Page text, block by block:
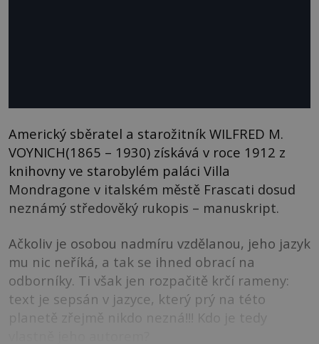
Americký sběratel a starožitník WILFRED M.
VOYNICH(1865 – 1930) získává v roce 1912 z
knihovny ve starobylém paláci Villa
Mondragone v italském městě Frascati dosud
neznámý středověký rukopis – manuskript.
Ačkoliv je osobou nadmíru vzdělanou, jeho jazyk
mu nic neříká, a tak se ihned obrací na
odborníky. Ti však jen rozpačitě krčí rameny:
text je sepsán v jazyce, který prý na této
planetě zřejmě nikdo nezná!!! Kdo je tedy